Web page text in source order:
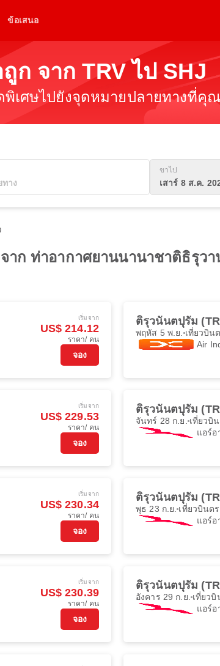
ข้อเสนอ
ก จาก TRV ไป SHJ
พิเศษไปยังจุดหมายปลายทางที่คุ
ขาไป
เสาร์ 8 ส.ค.
าก ท่าอากาศยานนานาชาติธิรุว
เริ่มจาก
US$ 214.12
ราคา/ คน
จอง
ติรุวนันตปุรัม
พฤหัส 5 พ.ย. เที่ยวบิน
Air
เริ่มจาก
US$ 229.53
ราคา/ คน
จอง
ติรุวนันตปุรัม
จันทร์ 28 ก.ย. เที่ยวบิ
แอร์อ
เริ่มจาก
US$ 230.34
ราคา/ คน
จอง
ติรุวนันตปุรัม
พุธ 23 ก.ย. เที่ยวบินต
แอร์อ
เริ่มจาก
US$ 230.39
ราคา/ คน
จอง
ติรุวนันตปุรัม
อังคาร 29 ก.ย. เที่ยวบิ
แอร์อ